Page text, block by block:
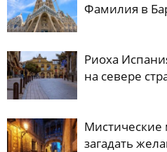
Фамилия в
Риоха
на севере
Мистические
загадать